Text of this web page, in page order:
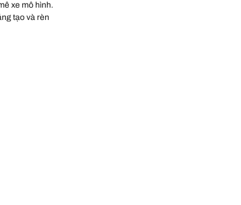
xe mô hình.
tạo và rèn